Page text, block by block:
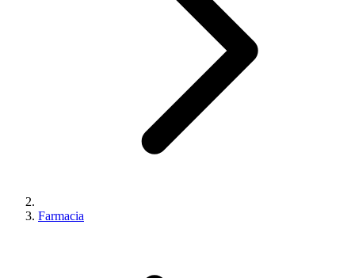
Farmacia